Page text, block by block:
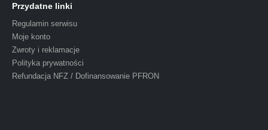
Przydatne linki
Regulamin serwisu
Moje konto
Zwroty i reklamacje
Polityka prywatności
Refundacja NFZ / Dofinansowanie PFRON